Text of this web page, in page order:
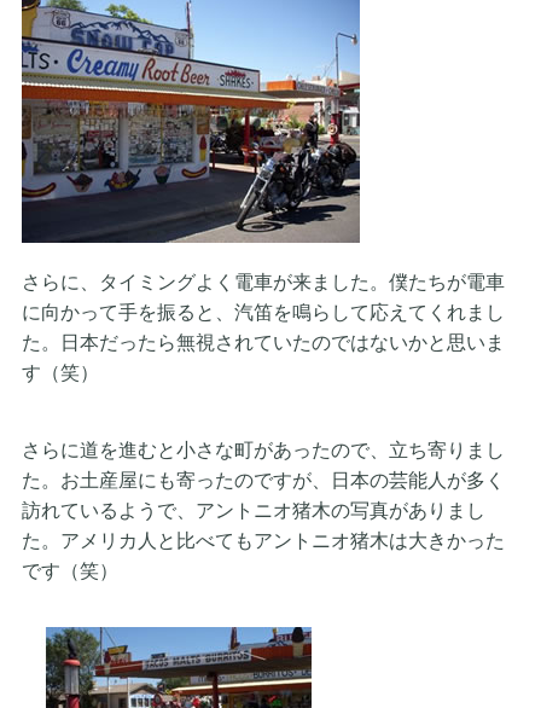
さらに、タイミングよく電車が来ました。僕たちが電車
に向かって手を振ると、汽笛を鳴らして応えてくれまし
た。日本だったら無視されていたのではないかと思いま
す（笑）
さらに道を進むと小さな町があったので、立ち寄りまし
た。お土産屋にも寄ったのですが、日本の芸能人が多く
訪れているようで、アントニオ猪木の写真がありまし
た。アメリカ人と比べてもアントニオ猪木は大きかった
です（笑）